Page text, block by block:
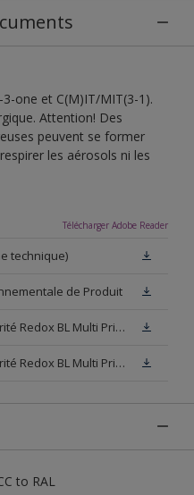
one et C(M)IT/MIT(3-1).
Attention! Des
peuvent se former
les aérosols ni les
Télécharger Adobe Reader
technique)
de Produit
Fiche de données de sécurité Redox BL Multi Primer W05 (SDS)
Fiche de données de sécurité Redox BL Multi Primer N00 (SDS)
to RAL